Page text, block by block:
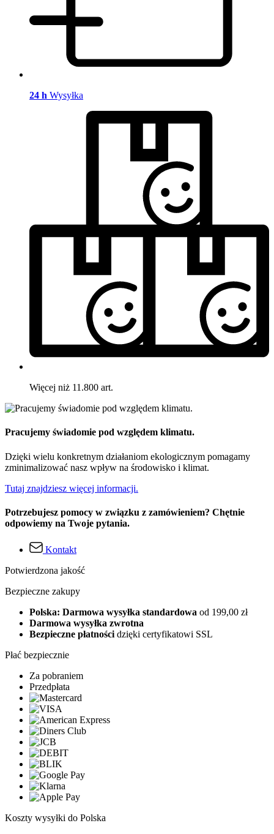
24 h Wysyłka
Więcej niż 11.800 art.
Pracujemy świadomie pod względem klimatu.
Dzięki wielu konkretnym działaniom ekologicznym pomagamy
zminimalizować nasz wpływ na środowisko i klimat.
Tutaj znajdziesz więcej informacji.
Potrzebujesz pomocy w związku z zamówieniem? Chętnie
odpowiemy na Twoje pytania.
Kontakt
Potwierdzona jakość
Bezpieczne zakupy
Polska: Darmowa wysyłka standardowa od 199,00 zł
Darmowa wysyłka zwrotna
Bezpieczne płatności dzięki certyfikatowi SSL
Płać bezpiecznie
Za pobraniem
Przedpłata
Koszty wysyłki do Polska